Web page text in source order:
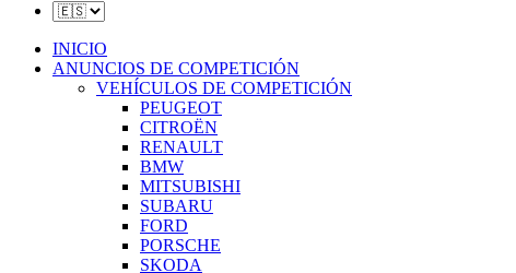
INICIO
ANUNCIOS DE COMPETICIÓN
VEHÍCULOS DE COMPETICIÓN
PEUGEOT
CITROËN
RENAULT
BMW
MITSUBISHI
SUBARU
FORD
PORSCHE
SKODA